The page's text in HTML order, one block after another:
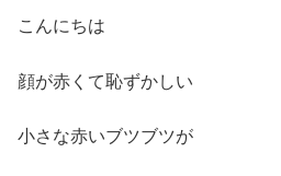
こんにちは
顔が赤くて恥ずかしい
小さな赤いブツブツが